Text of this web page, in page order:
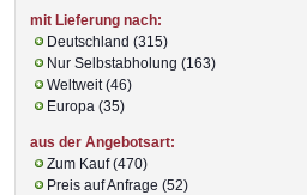
mit Lieferung nach:
Deutschland (315)
Nur Selbstabholung (163)
Weltweit (46)
Europa (35)
aus der Angebotsart:
Zum Kauf (470)
Preis auf Anfrage (52)